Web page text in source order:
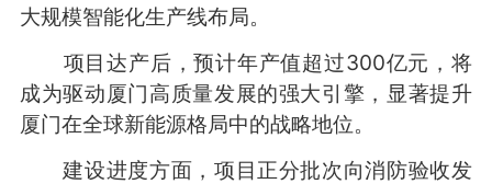
大规模智能化生产线布局。
项目达产后，预计年产值超过300亿元，将
成为驱动厦门高质量发展的强大引擎，显著提升
厦门在全球新能源格局中的战略地位。
建设进度方面，项目正分批次向消防验收发